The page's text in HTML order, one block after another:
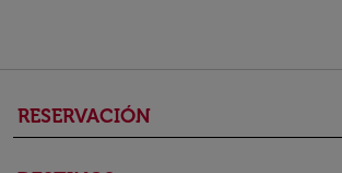
RESERVACIÓN